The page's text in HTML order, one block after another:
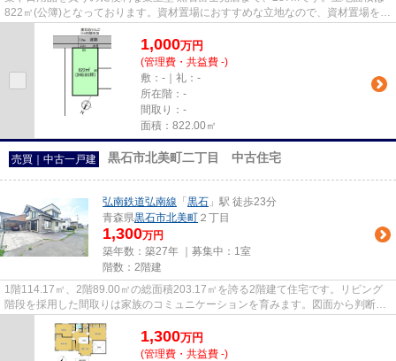
822㎡(公簿)となっております。資材置場におすすめな立地なので、資材置場を建
てたい方におすすめです。自...
1,000万円
(管理費・共益費 -)
敷：-｜礼：-
所在階：-
間取り：-
面積：822.00㎡
売買｜中古一戸建 黒石市北美町二丁目 中古住宅
弘南鉄道弘南線 「 黒石 」駅 徒歩23分
青森県黒石市北美町 ２丁目
1,300万円
築年数：築27年 ｜募集中： 1室
階数：2階建
1階114.17㎡、2階89.00㎡の総面積203.17㎡を誇る2階建て住宅です。リビング
階段を採用した間取りは家族のコミュニケーションを育みます。図面から判断で
1,300万円
(管理費・共益費 -)